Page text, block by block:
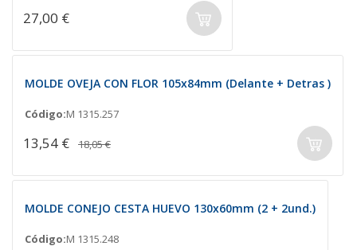
27,00 €
MOLDE OVEJA CON FLOR 105x84mm (Delante + Detras )
Código:M 1315.257
13,54 € 18,05 €
MOLDE CONEJO CESTA HUEVO 130x60mm (2 + 2und.)
Código:M 1315.248